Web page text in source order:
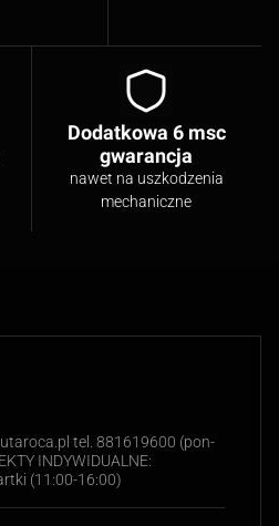
Dodatkowa 6 msc
gwarancja
nawet na uszkodzenia
mechaniczne
tel. 881619600 (pon-
INDYWIDUALNE:
(11:00-16:00)